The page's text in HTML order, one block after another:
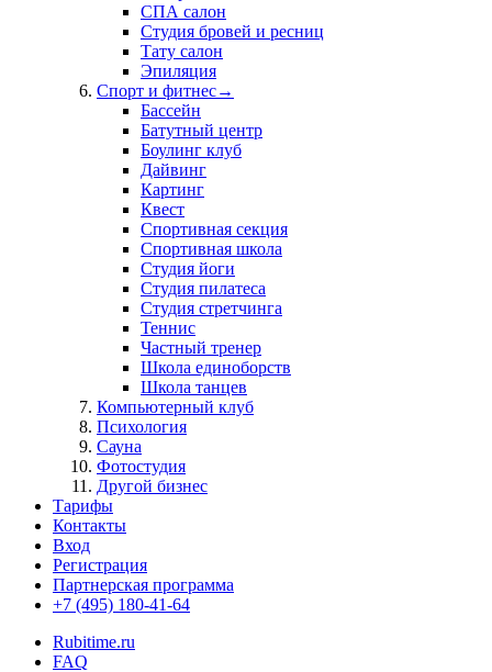
СПА салон
Студия бровей и ресниц
Тату салон
Эпиляция
Спорт и фитнес→
Бассейн
Батутный центр
Боулинг клуб
Дайвинг
Картинг
Квест
Спортивная секция
Спортивная школа
Студия йоги
Студия пилатеса
Студия стретчинга
Теннис
Частный тренер
Школа единоборств
Школа танцев
Компьютерный клуб
Психология
Сауна
Фотостудия
Другой бизнес
Тарифы
Контакты
Вход
Регистрация
Партнерская программа
+7 (495) 180-41-64
Rubitime.ru
FAQ